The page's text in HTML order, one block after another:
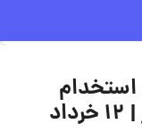
کارخانه آردسازی شمس آذر | ۱۲ خرداد